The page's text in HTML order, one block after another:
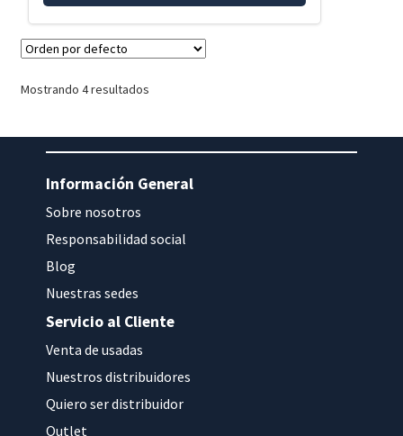
Mostrando 4 resultados
Información General
Sobre nosotros
Responsabilidad social
Blog
Nuestras sedes
Servicio al Cliente
Venta de usadas
Nuestros distribuidores
Quiero ser distribuidor
Outlet